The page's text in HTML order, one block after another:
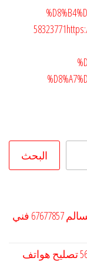
58323771
البحث
فني ستلايت هندي ضاحية عبدالله السالم 67677857 فني
محل تصليح تلفونات الجهراء 56585547 تصليح هواتف